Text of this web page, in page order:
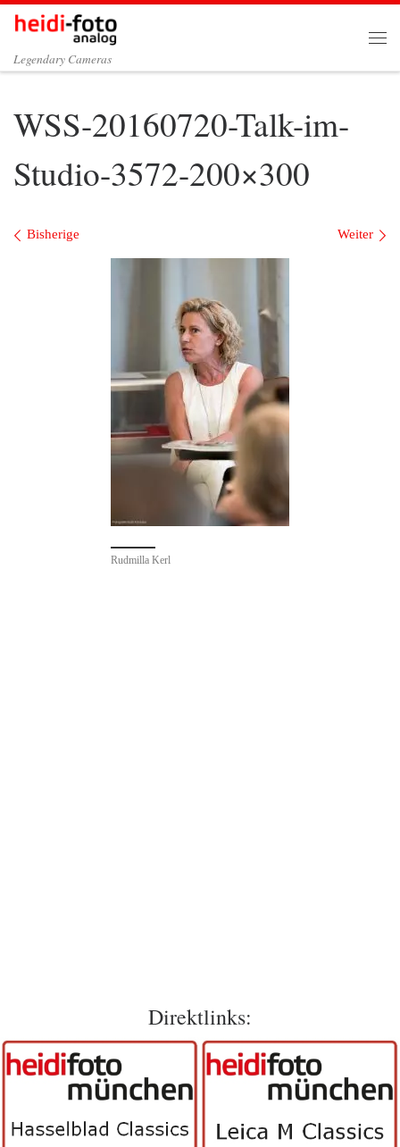
Zum Inhalt springen
Legendary Cameras
WSS-20160720-Talk-im-
Studio-3572-200×300
Bilder Navigation
Bisherige Weiter
Rudmilla Kerl
Direktlinks: